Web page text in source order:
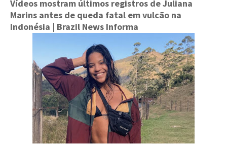
Vídeos mostram últimos registros de Juliana
Marins antes de queda fatal em vulcão na
Indonésia | Brazil News Informa